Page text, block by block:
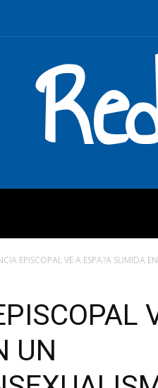
EPISCOPAL VE A ESPA?A SUMIDA
UN